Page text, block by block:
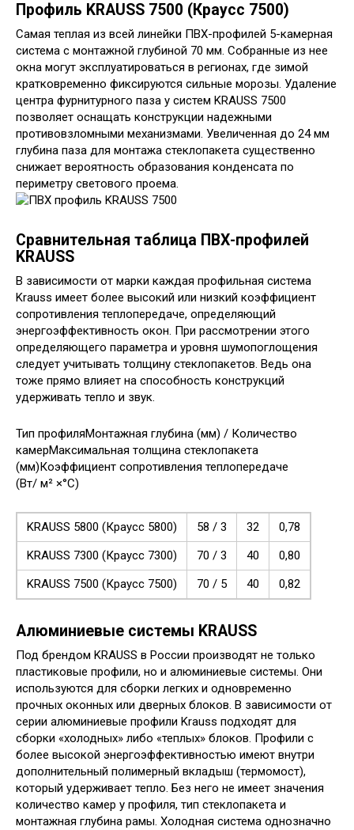
Профиль KRAUSS 7500 (Краусс 7500)
Самая теплая из всей линейки ПВХ-профилей 5-камерная
система с монтажной глубиной 70 мм. Собранные из нее
окна могут эксплуатироваться в регионах, где зимой
кратковременно фиксируются сильные морозы. Удаление
центра фурнитурного паза у систем KRAUSS 7500
позволяет оснащать конструкции надежными
противовзломными механизмами. Увеличенная до 24 мм
глубина паза для монтажа стеклопакета существенно
снижает вероятность образования конденсата по
периметру светового проема.
Сравнительная таблица ПВХ-профилей
KRAUSS
В зависимости от марки каждая профильная система
Krauss имеет более высокий или низкий коэффициент
сопротивления теплопередаче, определяющий
энергоэффективность окон. При рассмотрении этого
определяющего параметра и уровня шумопоглощения
следует учитывать толщину стеклопакетов. Ведь она
тоже прямо влияет на способность конструкций
удерживать тепло и звук.
Тип профиляМонтажная глубина (мм) / Количество
камерМаксимальная толщина стеклопакета
(мм)Коэффициент сопротивления теплопередаче
(Вт/ м² ×°C)
KRAUSS 5800 (Краусс 5800) 58 / 3 32
0,78
KRAUSS 7300 (Краусс 7300)
70 / 3 40
0,80
KRAUSS 7500 (Краусс 7500)
70 / 5 40 0,82
Алюминиевые системы KRAUSS
Под брендом KRAUSS в России производят не только
пластиковые профили, но и алюминиевые системы. Они
используются для сборки легких и одновременно
прочных оконных или дверных блоков. В зависимости от
серии алюминиевые профили Krauss подходят для
сборки «холодных» либо «теплых» блоков. Профили с
более высокой энергоэффективностью имеют внутри
дополнительный полимерный вкладыш (термомост),
который удерживает тепло. Без него не имеет значения
количество камер у профиля, тип стеклопакета и
монтажная глубина рамы. Холодная система однозначно